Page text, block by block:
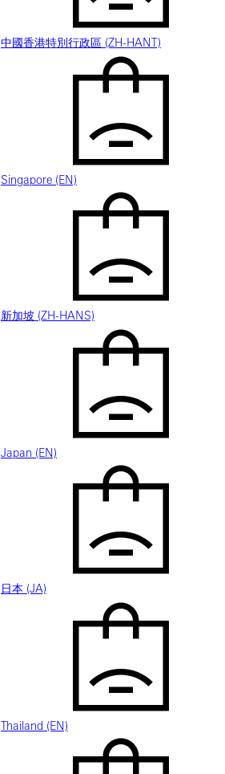
中國香港特別行政區 (ZH-HANT)
Singapore (EN)
新加坡 (ZH-HANS)
Japan (EN)
日本 (JA)
Thailand (EN)